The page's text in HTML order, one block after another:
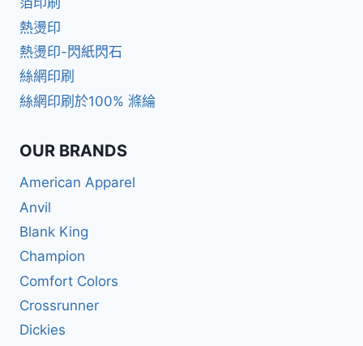
熱燙印
熱燙印-閃紙閃石
絲網印刷
絲網印刷於100% 滌綸
OUR BRANDS
American Apparel
Anvil
Blank King
Champion
Comfort Colors
Crossrunner
Dickies